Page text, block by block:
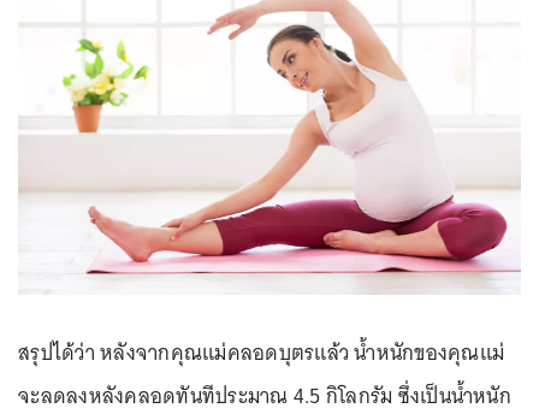
สรุปได้ว่า หลังจากคุณแม่คลอดบุตรแล้ว น้ำหนักของคุณแม่
จะลดลงหลังคลอดทันทีประมาณ 4.5 กิโลกรัม ซึ่งเป็นน้ำหนัก